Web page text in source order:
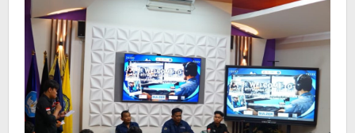
dan
Mahasiswa